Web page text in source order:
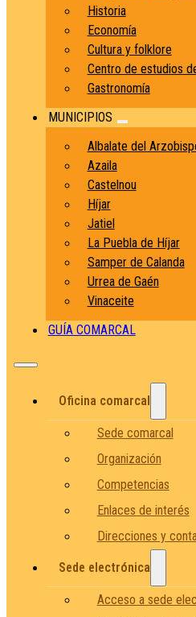
Historia
Economía
Cultura y folklore
Centro de estudios
Gastronomía
MUNICIPIOS
Albalate del
Azaila
Castelnou
Híjar
Jatiel
La Puebla de Híjar
Samper de Calanda
Urrea de Gaén
Vinaceite
GUÍA COMARCAL
Oficina comarcal
Sede comarcal
Organización
Competencias
Enlaces de interés
Direcciones y
Sede electrónica
Acceso a sede